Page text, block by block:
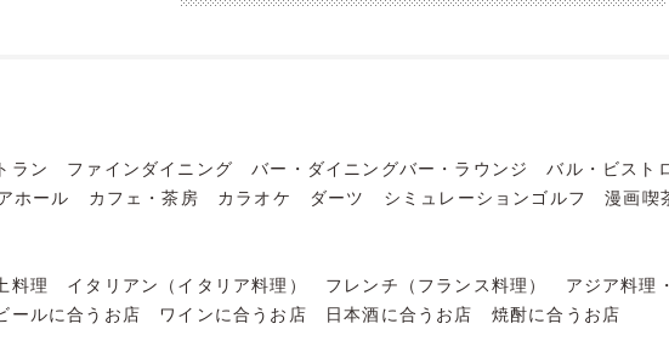
ラン ファインダイニング バー・ダイニングバー・ラウンジ バル・ビスト
ホール カフェ・茶房 カラオケ ダーツ シミュレーションゴルフ 漫画喫
料理 イタリアン（イタリア料理） フレンチ（フランス料理） アジア料理
ールに合うお店 ワインに合うお店 日本酒に合うお店
焼酎に合うお店